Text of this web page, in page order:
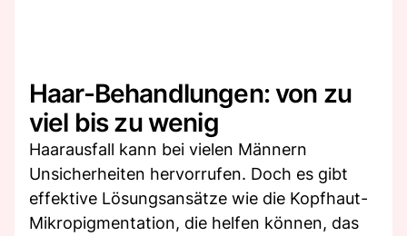
Haar-Behandlungen: von zu
viel bis zu wenig
Haarausfall kann bei vielen Männern
Unsicherheiten hervorrufen. Doch es gibt
effektive Lösungsansätze wie die Kopfhaut-
Mikropigmentation, die helfen können, das